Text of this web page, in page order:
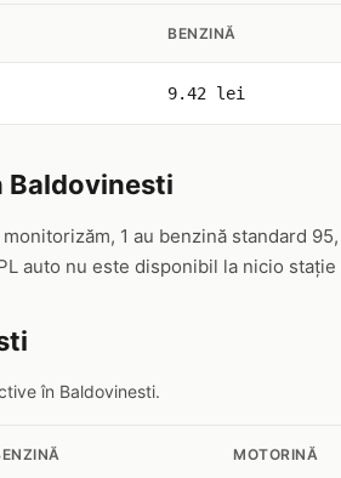
BENZINĂ
9.42 lei
Baldovinesti
1 au benzină standard
auto nu este disponibil la nicio
în Baldovinesti.
MOTORINĂ